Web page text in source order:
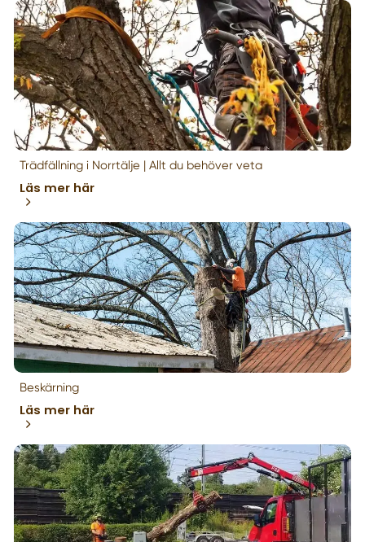
Trädfällning i Norrtälje | Allt du behöver veta
Läs mer här
Beskärning
Läs mer här